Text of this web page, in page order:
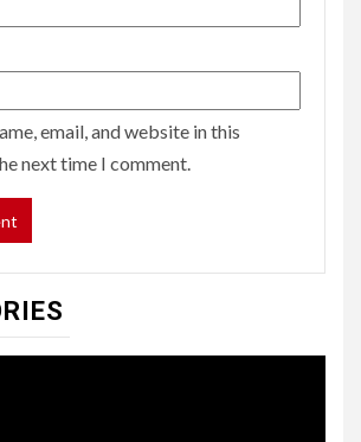
email, and website in this
next time I comment.